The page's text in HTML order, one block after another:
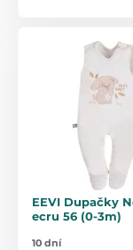
EEVI Dupačky
ecru 56 (0-3m)
10 dní